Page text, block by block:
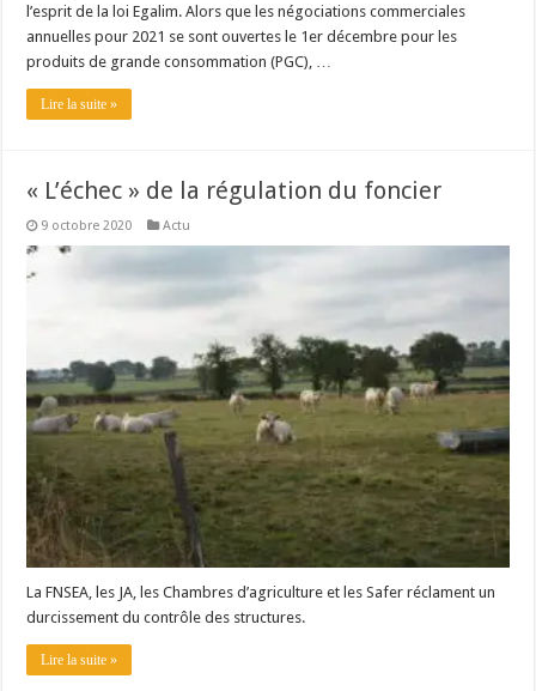
l’esprit de la loi Egalim. Alors que les négociations commerciales
annuelles pour 2021 se sont ouvertes le 1er décembre pour les
produits de grande consommation (PGC), …
Lire la suite »
« L’échec » de la régulation du foncier
9 octobre 2020 Actu
La FNSEA, les JA, les Chambres d’agriculture et les Safer réclament un
durcissement du contrôle des structures.
Lire la suite »